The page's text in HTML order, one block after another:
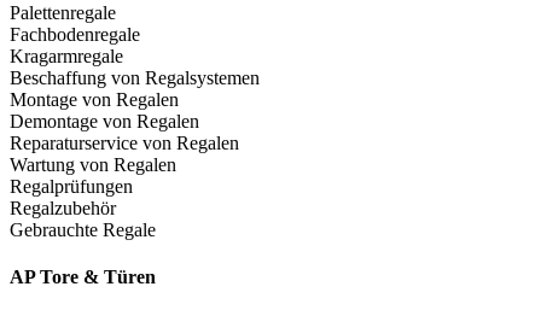
Palettenregale
Fachbodenregale
Kragarmregale
Beschaffung von Regalsystemen
Montage von Regalen
Demontage von Regalen
Reparaturservice von Regalen
Wartung von Regalen
Regalprüfungen
Regalzubehör
Gebrauchte Regale
AP Tore & Türen